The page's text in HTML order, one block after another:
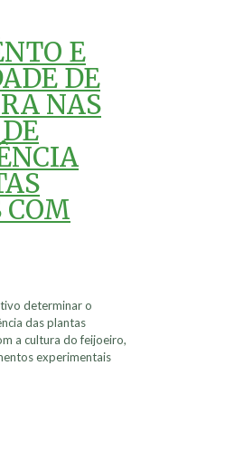
E
DE
NAS
determinar o
das plantas
a cultura do feijoeiro,
experimentais